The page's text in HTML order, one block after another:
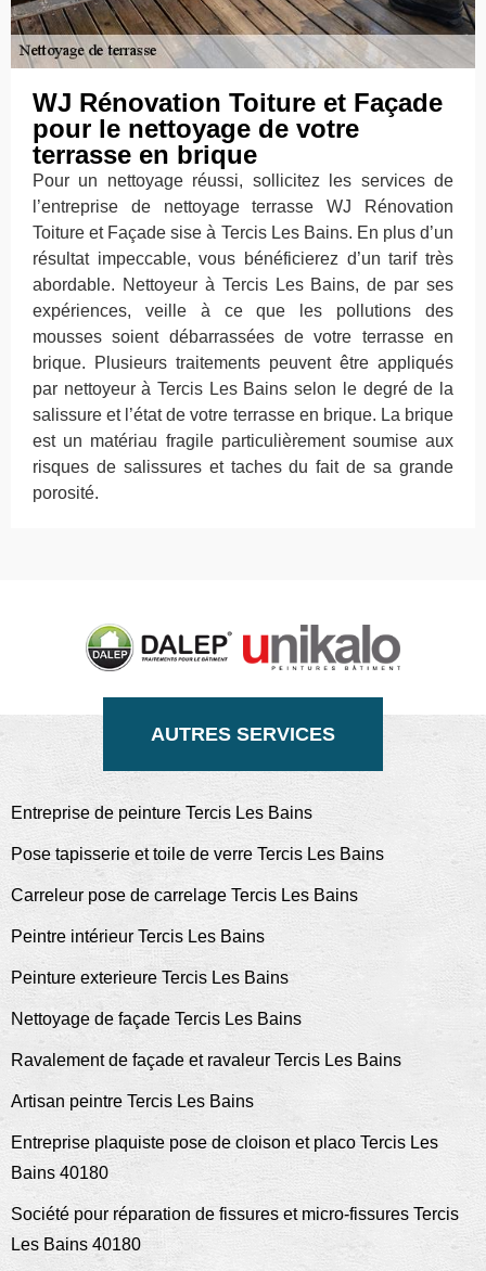
WJ Rénovation Toiture et Façade
pour le nettoyage de votre
terrasse en brique
Pour un nettoyage réussi, sollicitez les services de
l’entreprise de nettoyage terrasse WJ Rénovation
Toiture et Façade sise à Tercis Les Bains. En plus d’un
résultat impeccable, vous bénéficierez d’un tarif très
abordable. Nettoyeur à Tercis Les Bains, de par ses
expériences, veille à ce que les pollutions des
mousses soient débarrassées de votre terrasse en
brique. Plusieurs traitements peuvent être appliqués
par nettoyeur à Tercis Les Bains selon le degré de la
salissure et l’état de votre terrasse en brique. La brique
est un matériau fragile particulièrement soumise aux
risques de salissures et taches du fait de sa grande
porosité.
AUTRES SERVICES
Entreprise de peinture Tercis Les Bains
Pose tapisserie et toile de verre Tercis Les Bains
Carreleur pose de carrelage Tercis Les Bains
Peintre intérieur Tercis Les Bains
Peinture exterieure Tercis Les Bains
Nettoyage de façade Tercis Les Bains
Ravalement de façade et ravaleur Tercis Les Bains
Artisan peintre Tercis Les Bains
Entreprise plaquiste pose de cloison et placo Tercis Les
Bains 40180
Société pour réparation de fissures et micro-fissures Tercis
Les Bains 40180